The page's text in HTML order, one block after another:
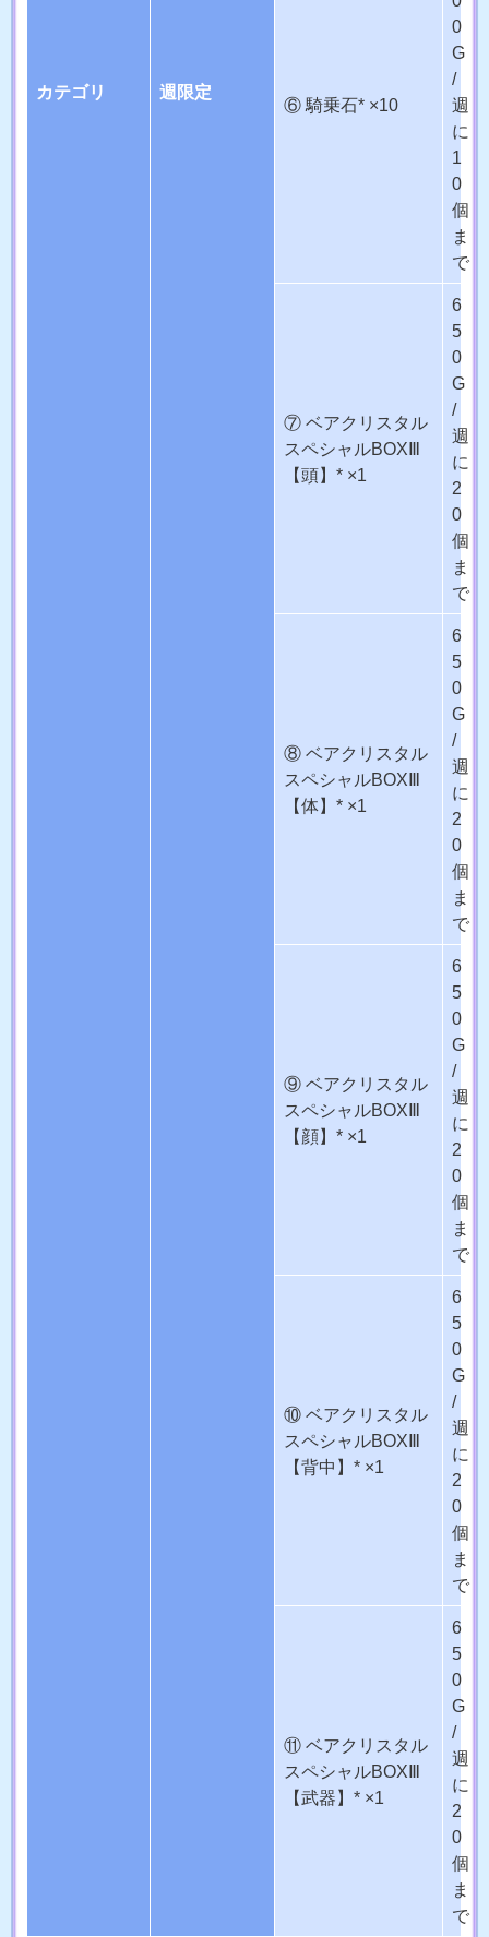
カテゴリ 週限定
⑥ 騎乗石* ×10
0
G
/
週
に
1
0
個
ま
で
⑦ ベアクリスタル
スペシャルBOXⅢ
【頭】* ×1
6
5
0
G
/
週
に
2
0
個
ま
で
⑧ ベアクリスタル
スペシャルBOXⅢ
【体】* ×1
6
5
0
G
/
週
に
2
0
個
ま
で
⑨ ベアクリスタル
スペシャルBOXⅢ
【顔】* ×1
6
5
0
G
/
週
に
2
0
個
ま
で
⑩ ベアクリスタル
スペシャルBOXⅢ
【背中】* ×1
6
5
0
G
/
週
に
2
0
個
ま
で
⑪ ベアクリスタル
スペシャルBOXⅢ
【武器】* ×1
6
5
0
G
/
週
に
2
0
個
ま
で